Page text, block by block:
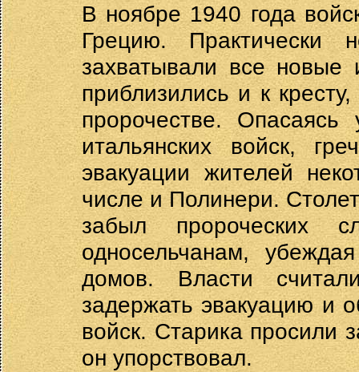
В ноябре 1940 года
Грецию. Практически
захватывали все
приблизились и к
пророчестве. Опасаясь
итальянских войск,
эвакуации жителей
числе и Полинери.
забыл пророческих
односельчанам,
домов. Власти
задержать эвакуацию и
войск. Старика просили
он упорствовал.